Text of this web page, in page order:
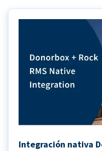
Integración nativa